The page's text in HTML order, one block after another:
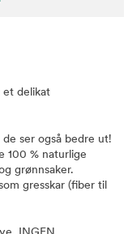
et delikat
ser også bedre ut!
100 % naturlige
grønnsaker.
gresskar (fiber til